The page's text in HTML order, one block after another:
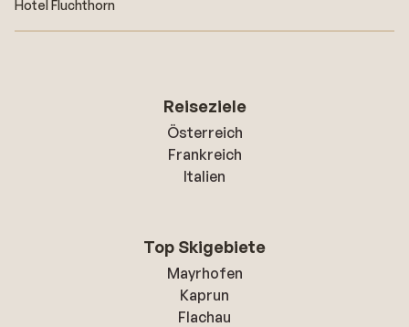
Hotel Fluchthorn
Reiseziele
Österreich
Frankreich
Italien
Top Skigebiete
Mayrhofen
Kaprun
Flachau